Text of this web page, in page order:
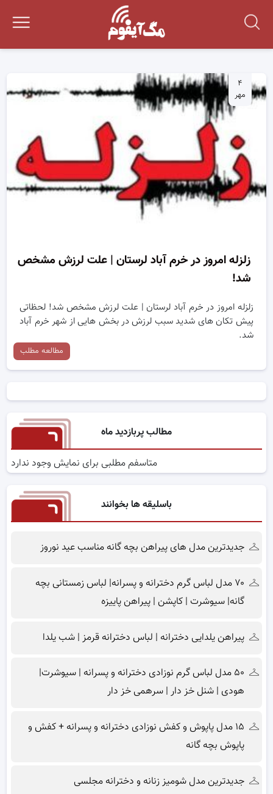
۴
مهر
زلزله امروز در خرم آباد لرستان | علت لرزش مشخص
شد!
زلزله امروز در خرم آباد لرستان | علت لرزش مشخص شد! لحظاتی
پیش تکان های شدید سبب لرزش در بخش هایی از شهر خرم آباد
شد.
مطالعه مطلب
مطالب پربازدید ماه
متاسفم مطلبی برای نمایش وجود ندارد
باسلیقه ها بخوانند
جدیدترین مدل های پیراهن بچه گانه مناسب عید نوروز
۷۰ مدل لباس گرم دخترانه و پسرانه| لباس زمستانی بچه
گانه| سیوشرت | کاپشن | پیراهن پاییزه
پیراهن یلدایی دخترانه | لباس دخترانه قرمز | شب یلدا
۵۰ مدل لباس گرم نوزادی دخترانه و پسرانه | سیوشرت|
هودی | شنل خز دار | سرهمی خز دار
۱۵ مدل پاپوش و کفش نوزادی دخترانه و پسرانه + کفش و
پاپوش بچه گانه
جدیدترین مدل شومیز زنانه و دخترانه مجلسی